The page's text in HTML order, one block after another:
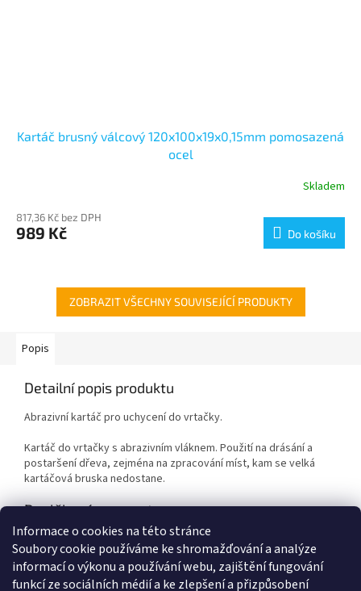
Informace o cookies na této stránce
Soubory cookie používáme ke shromažďování a analýze
informací o výkonu a používání webu, zajištění fungování
funkcí ze sociálních médií a ke zlepšení a přizpůsobení
Kartáč brusný válcový 120x100x19x0,15mm pomosazená
ocel
Skladem
817,36 Kč bez DPH
989 Kč Do košíku
ZOBRAZIT VŠECHNY SOUVISEJÍCÍ PRODUKTY
Popis
Detailní popis produktu
Abrazivní kartáč pro uchycení do vrtačky.
Kartáč do vrtačky s abrazivním vláknem. Použití na drásání a
postaršení dřeva, zejména na zpracování míst, kam se velká
kartáčová bruska nedostane.
Doplňkové parametry
Kategorie : Brusné válce a kartáče
Hmotnost
0.12 kg
Průměr
80mm